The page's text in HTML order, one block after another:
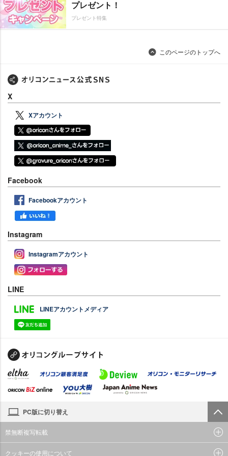
プレゼント！
プレゼント特集
このページのトップへ
X
Xアカウント
Facebook
Facebookアカウント
Instagram
Instagramアカウント
LINE
LINEアカウントメディア
PC版に切り替え
禁無断複写転載
クッキーの使用について